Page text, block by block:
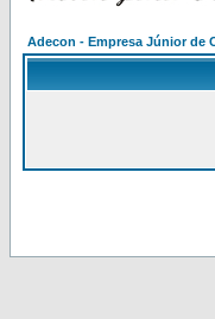
Adecon - Empresa Júnior de